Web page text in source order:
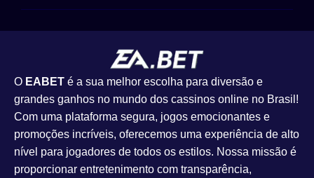
O EABET é a sua melhor escolha para diversão e
grandes ganhos no mundo dos cassinos online no Brasil!
Com uma plataforma segura, jogos emocionantes e
promoções incríveis, oferecemos uma experiência de alto
nível para jogadores de todos os estilos. Nossa missão é
proporcionar entretenimento com transparência,